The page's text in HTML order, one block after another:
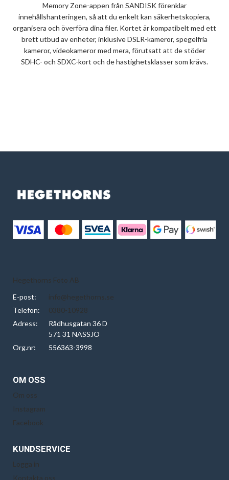
Memory Zone-appen från SANDISK förenklar
innehållshanteringen, så att du enkelt kan säkerhetskopiera,
organisera och överföra dina filer. Kortet är kompatibelt med ett
brett utbud av enheter, inklusive DSLR-kameror, spegelfria
kameror, videokameror med mera, förutsatt att de stöder
SDHC- och SDXC-kort och de hastighetsklasser som krävs.
Hegethorns Foto AB
E-post:
info@hegethorns.se
Telefon:
0380-10928
Adress:
Rådhusgatan 36 D
571 31 NÄSSJÖ
Org.nr:
556363-3998
OM OSS
Om oss
Instagram
Facebook
KUNDSERVICE
Logga in
Kontakta oss